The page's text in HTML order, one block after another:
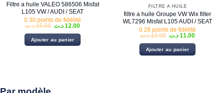
Filtre a huile VALEO 586506 Misfat
L105 VW / AUDI / SEAT
0.30 points de fidélité
15.00 د.ت
Le
initial
était :
12.00 د.ت
Le
actuel
est :
Ajouter au panier
FILTRE À HUILE
filtre a huile Groupe VW Wix filter
WL7296 Misfat L105 AUDI / SEAT
0.28 points de fidélité
13.00 د.ت
Le
initial
était :
11.00 د.ت
Le
actuel
est :
Ajouter au panier